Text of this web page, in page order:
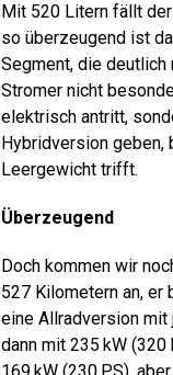
Mit 520 Litern fällt
so überzeugend ist
Segment, die deutlich
Stromer nicht
elektrisch antritt,
Hybridversion geben,
Leergewicht trifft.
Überzeugend
Doch kommen wir
527 Kilometern an,
eine Allradversion mit
dann mit 235 kW